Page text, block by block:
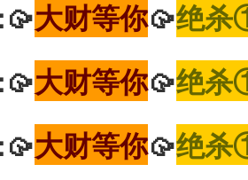
大财等你🥠绝
大财等你🥠绝
大财等你🥠绝